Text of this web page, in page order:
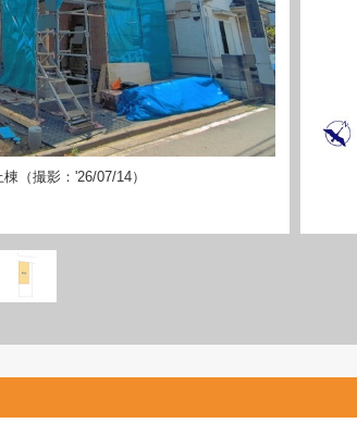
棟（撮影：'26/07/14）